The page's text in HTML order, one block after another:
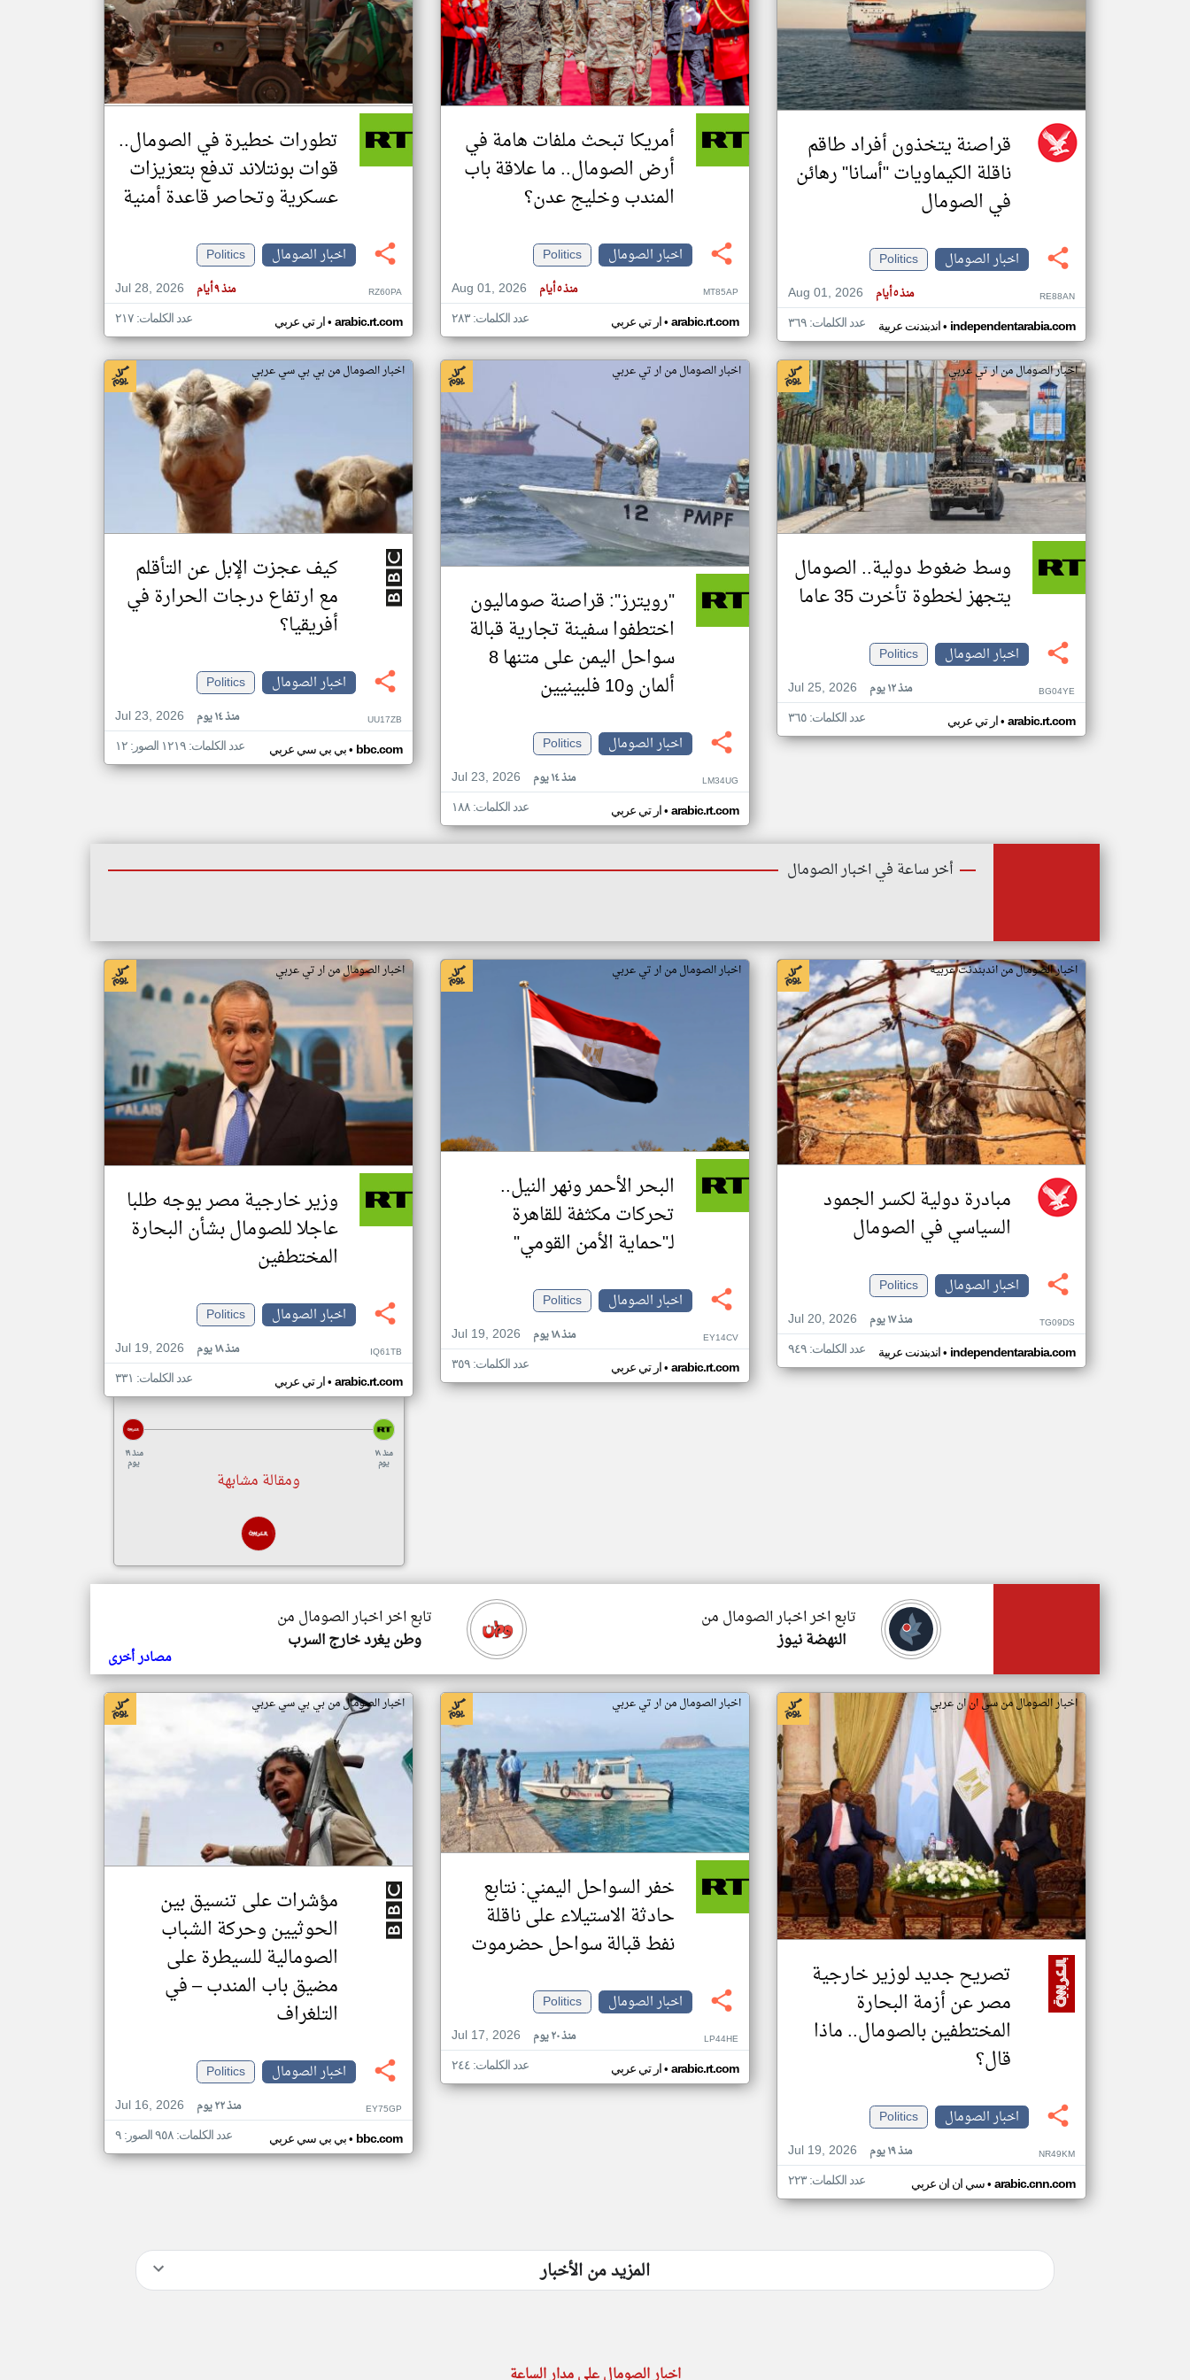
تغيير الدولة
مصادر الأخبار من الصومال
اخبار الصومال على مدار الساعة
أهم اخبار الصومال العاجلة والمباشرة
قراصنة يتخذون أفراد طاقم
ناقلة الكيماويات "أسانا" رهائن
في الصومال
اخبار الصومال
Politics
Aug 01, 2026
منذ ٥ أيام RE88AN
اندبندنت عربية• independentarabia.com عدد الكلمات: ٣٦٩
أمريكا تبحث ملفات هامة في
أرض الصومال.. ما علاقة باب
المندب وخليج عدن؟
اخبار الصومال
Politics
Aug 01, 2026
منذ ٥ أيام MT85AP
ار تي عربي• arabic.rt.com عدد الكلمات: ٢٨٣
تطورات خطيرة في الصومال..
قوات بونتلاند تدفع بتعزيزات
عسكرية وتحاصر قاعدة أمنية
اخبار الصومال
Politics
Jul 28, 2026
منذ ٩ أيام RZ60PA
ار تي عربي• arabic.rt.com عدد الكلمات: ٢١٧
اخبار الصومال من ار تي عربي
وسط ضغوط دولية.. الصومال
يتجهز لخطوة تأخرت 35 عاما
اخبار الصومال
Politics
Jul 25, 2026
منذ ١٢ يوم BG04YE
ار تي عربي• arabic.rt.com عدد الكلمات: ٣٦٥
اخبار الصومال من ار تي عربي
"رويترز": قراصنة صوماليون
اختطفوا سفينة تجارية قبالة
سواحل اليمن على متنها 8
ألمان و10 فلبينيين
اخبار الصومال
Politics
Jul 23, 2026
منذ ١٤ يوم LM34UG
ار تي عربي• arabic.rt.com عدد الكلمات: ١٨٨
اخبار الصومال من بي بي سي عربي
كيف عجزت الإبل عن التأقلم
مع ارتفاع درجات الحرارة في
أفريقيا؟
اخبار الصومال
Politics
Jul 23, 2026
منذ ١٤ يوم UU17ZB
بي بي سي عربي• bbc.com عدد الكلمات: ١٢١٩ الصور: ١٢
أخر ساعة في اخبار الصومال
اخبار الصومال من اندبندنت عربية
مبادرة دولية لكسر الجمود
السياسي في الصومال
اخبار الصومال
Politics
Jul 20, 2026
منذ ١٧ يوم TG09DS
اندبندنت عربية• independentarabia.com عدد الكلمات: ٩٤٩
اخبار الصومال من ار تي عربي
البحر الأحمر ونهر النيل..
تحركات مكثفة للقاهرة
لـ"حماية الأمن القومي"
اخبار الصومال
Politics
Jul 19, 2026
منذ ١٨ يوم EY14CV
ار تي عربي• arabic.rt.com عدد الكلمات: ٣٥٩
اخبار الصومال من ار تي عربي
وزير خارجية مصر يوجه طلبا
عاجلا للصومال بشأن البحارة
المختطفين
اخبار الصومال
Politics
Jul 19, 2026
منذ ١٨ يوم IQ61TB
ار تي عربي• arabic.rt.com عدد الكلمات: ٣٣١
منذ ١٩
يوم
منذ ١٨
يوم
ومقالة مشابهة
تابع اخر اخبار الصومال من
وطن يغرد خارج السرب
تابع اخر اخبار الصومال من
النهضة نيوز
مصادر أخرى
اخبار الصومال من سي ان ان عربي
تصريح جديد لوزير خارجية
مصر عن أزمة البحارة
المختطفين بالصومال.. ماذا
قال؟
اخبار الصومال
Politics
Jul 19, 2026
منذ ١٩ يوم NR49KM
سي ان ان عربي• arabic.cnn.com عدد الكلمات: ٢٢٣
اخبار الصومال من ار تي عربي
خفر السواحل اليمني: نتابع
حادثة الاستيلاء على ناقلة
نفط قبالة سواحل حضرموت
اخبار الصومال
Politics
Jul 17, 2026
منذ ٢٠ يوم LP44HE
ار تي عربي• arabic.rt.com عدد الكلمات: ٢٤٤
اخبار الصومال من بي بي سي عربي
مؤشرات على تنسيق بين
الحوثيين وحركة الشباب
الصومالية للسيطرة على
مضيق باب المندب – في
التلغراف
اخبار الصومال
Politics
Jul 16, 2026
منذ ٢٢ يوم EY75GP
بي بي سي عربي• bbc.com عدد الكلمات: ٩٥٨ الصور: ٩
المزيد من الأخبار
klyoum.com